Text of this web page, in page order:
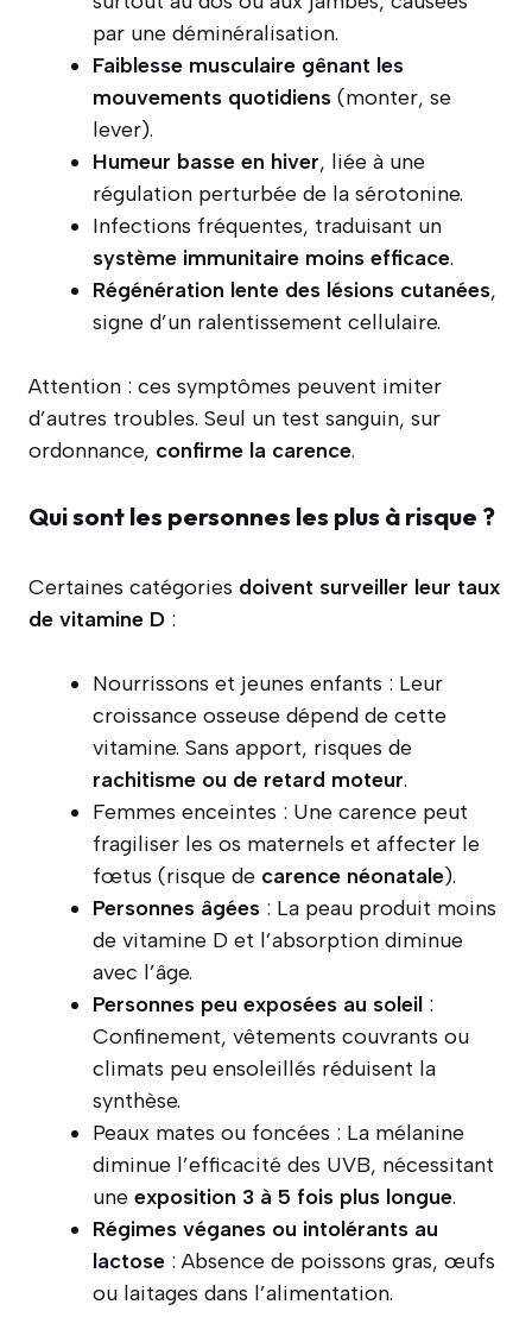
par une déminéralisation.
Faiblesse musculaire gênant les
mouvements quotidiens (monter, se
lever).
Humeur basse en hiver, liée à une
régulation perturbée de la sérotonine.
Infections fréquentes, traduisant un
système immunitaire moins efficace.
Régénération lente des lésions cutanées,
signe d’un ralentissement cellulaire.
Attention : ces symptômes peuvent imiter
d’autres troubles. Seul un test sanguin, sur
ordonnance, confirme la carence.
Qui sont les personnes les plus à risque ?
Certaines catégories doivent surveiller leur taux
de vitamine D :
Nourrissons et jeunes enfants : Leur
croissance osseuse dépend de cette
vitamine. Sans apport, risques de
rachitisme ou de retard moteur.
Femmes enceintes : Une carence peut
fragiliser les os maternels et affecter le
fœtus (risque de carence néonatale).
Personnes âgées : La peau produit moins
de vitamine D et l’absorption diminue
avec l’âge.
Personnes peu exposées au soleil :
Confinement, vêtements couvrants ou
climats peu ensoleillés réduisent la
synthèse.
Peaux mates ou foncées : La mélanine
diminue l’efficacité des UVB, nécessitant
une exposition 3 à 5 fois plus longue.
Régimes véganes ou intolérants au
lactose : Absence de poissons gras, œufs
ou laitages dans l’alimentation.